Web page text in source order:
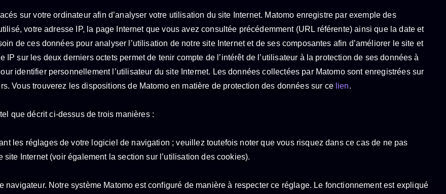
sur votre ordinateur afin d’analyser votre utilisation du site Internet. Matomo enregistre par exemple des
votre adresse IP, la page Internet que vous avez consultée précédemment (URL référente) ainsi que la date et
de ces données pour analyser l’utilisation de notre site Internet et de ses composantes afin d’améliorer le site et
IP sur les deux derniers octets permet de tenir compte de l’intérêt de l’utilisateur à la protection de ses données à
identifier personnellement l’utilisateur du site Internet. Les données collectées par Matomo sont enregistrées sur
Vous trouverez les dispositions de Matomo en matière de protection des données sur ce lien.
que décrit ci-dessus de trois manières :
les réglages de votre logiciel de navigation ; veuillez toutefois noter que vous risquez dans ce cas de ne pas
Internet (voir également la section sur l’utilisation des cookies).
Notre système Matomo est configuré de manière à respecter ce réglage. Le fonctionnement est expliqué